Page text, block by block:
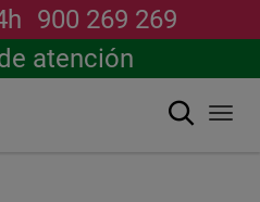
900 269 269
atención
Buscar